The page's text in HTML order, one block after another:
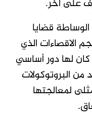
على آخر.
قضايا
الاقصاءات الذي
لها دور أساسي
البروتوكولات
لمعالجتها